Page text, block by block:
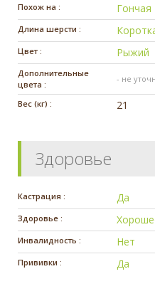
Похож на : Гончая
Длина шерсти :
Цвет : Рыжий
Дополнительные
цвета :
- не
Вес (кг) : 21
Здоровье
Кастрация : Да
Здоровье :
Инвалидность : Нет
Прививки : Да